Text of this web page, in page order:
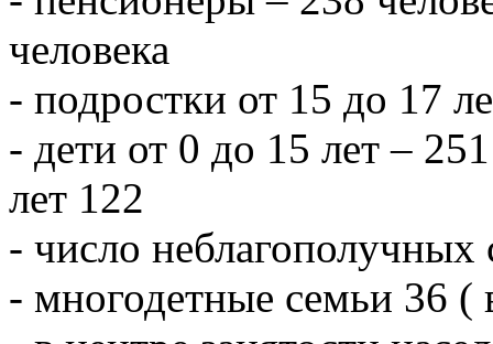
человека
- подростки от 15 до 17
- дети от 0 до 15 лет –
лет 122
- число
- многодетные семьи 36 (